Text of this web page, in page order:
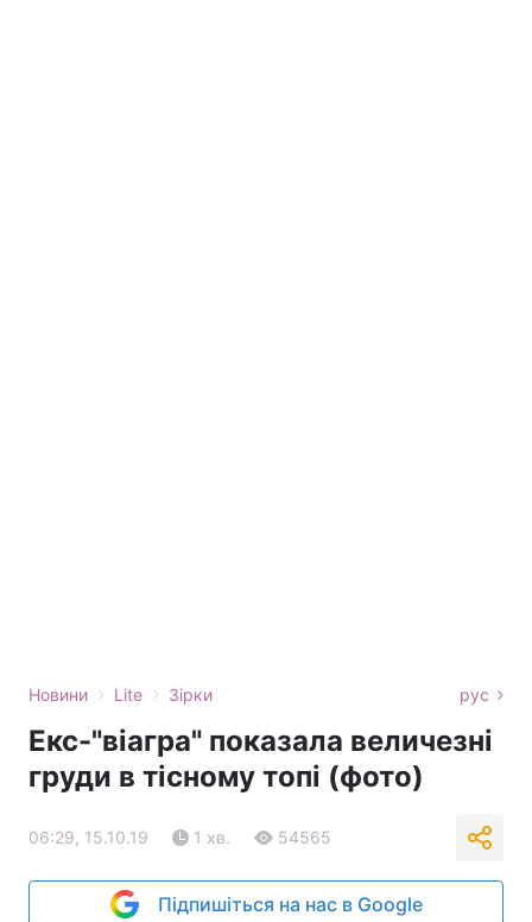
Новини › Lite › Зірки рус
Екс-"віагра" показала величезні
груди в тісному топі (фото)
06:29, 15.10.19 1 хв. 54565
Підпишіться на нас в Google